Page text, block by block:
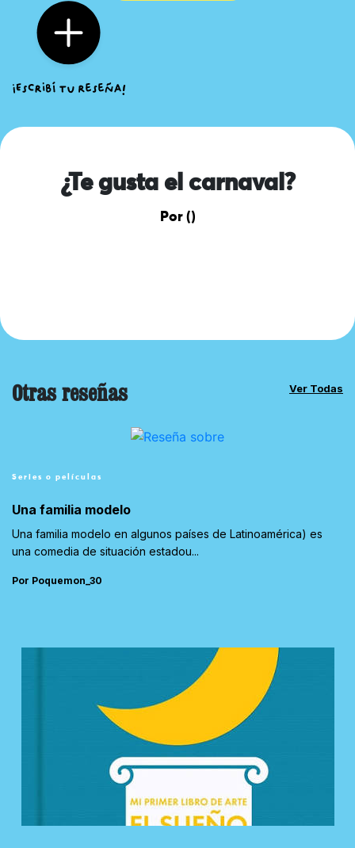
¿Te gusta el carnaval?
Por ()
Otras reseñas Ver Todas
Series o películas
Una familia modelo
Una familia modelo en algunos países de Latinoamérica) es
una comedia de situación estadou...
Por Poquemon_30